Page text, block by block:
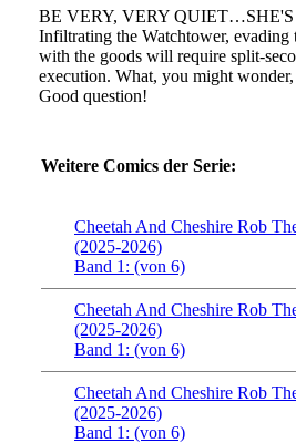
BE VERY, VERY
Infiltrating the Watchtower, evading
with the goods will require split-
execution. What, you might
Good question!
Weitere Comics der Serie:
Cheetah And Cheshire Rob
(2025-2026)
Band 1: (von 6)
Cheetah And Cheshire Rob
(2025-2026)
Band 1: (von 6)
Cheetah And Cheshire Rob
(2025-2026)
Band 1: (von 6)